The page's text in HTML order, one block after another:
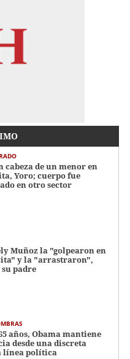
cabeza de un menor en
Yoro; cuerpo fue
en otro sector
Muñoz la "golpearon en
y la "arrastraron",
padre
años, Obama mantiene
desde una discreta
línea política